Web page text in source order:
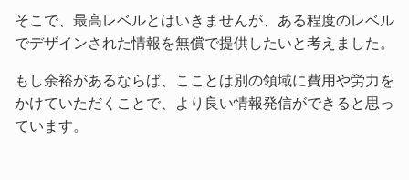
そこで、最高レベルとはいきませんが、ある程度のレベル
でデザインされた情報を無償で提供したいと考えました。
もし余裕があるならば、こことは別の領域に費用や労力を
かけていただくことで、より良い情報発信ができると思っ
ています。